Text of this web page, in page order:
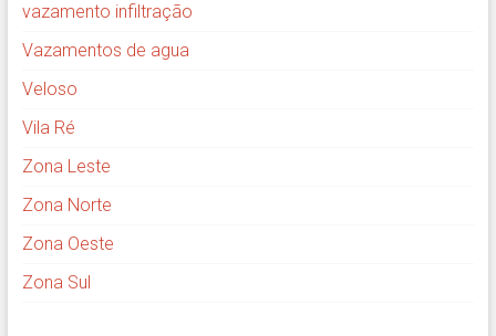
vazamento infiltração
Vazamentos de agua
Veloso
Vila Ré
Zona Leste
Zona Norte
Zona Oeste
Zona Sul